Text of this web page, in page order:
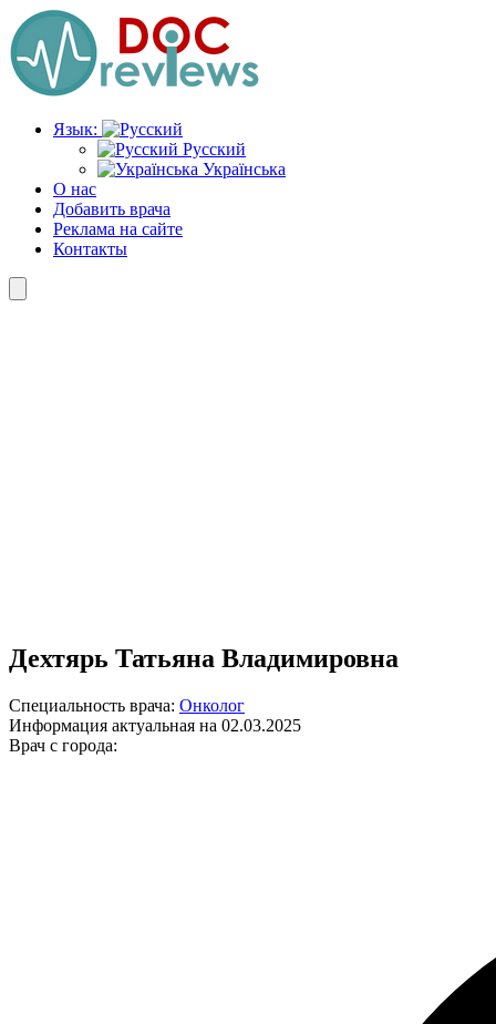
Перейти
к
содержимому
Язык:
Русский
Українська
О нас
Добавить врача
Реклама на сайте
Контакты
Дехтярь Татьяна Владимировна
Специальность врача: Онколог
Информация актуальная на 02.03.2025
Врач с города: